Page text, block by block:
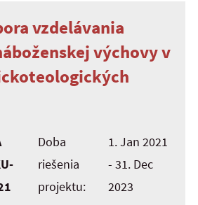
vzdelávania
výchovy v
Doba
riešenia
projektu:
1. Jan 2021
- 31. Dec
2023